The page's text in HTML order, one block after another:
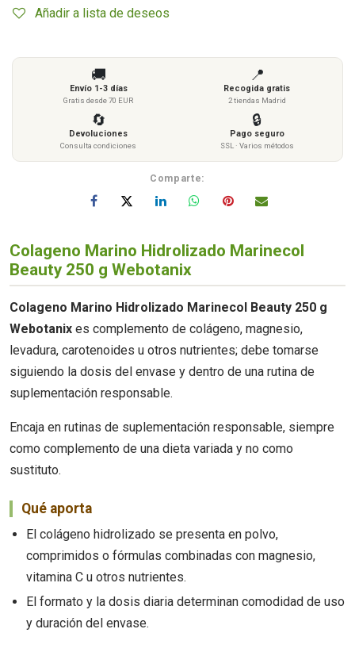
Añadir a lista de deseos
🚚
Envío 1-3 días
Gratis desde 70 EUR
📍
Recogida gratis
2 tiendas Madrid
🔄
Devoluciones
Consulta condiciones
🔒
Pago seguro
SSL · Varios métodos
Comparte:
Colageno Marino Hidrolizado Marinecol
Beauty 250 g Webotanix
Colageno Marino Hidrolizado Marinecol Beauty 250 g
Webotanix es complemento de colágeno, magnesio,
levadura, carotenoides u otros nutrientes; debe tomarse
siguiendo la dosis del envase y dentro de una rutina de
suplementación responsable.
Encaja en rutinas de suplementación responsable, siempre
como complemento de una dieta variada y no como
sustituto.
Qué aporta
El colágeno hidrolizado se presenta en polvo,
comprimidos o fórmulas combinadas con magnesio,
vitamina C u otros nutrientes.
El formato y la dosis diaria determinan comodidad de uso
y duración del envase.